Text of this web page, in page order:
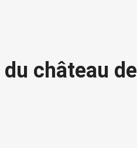
château de